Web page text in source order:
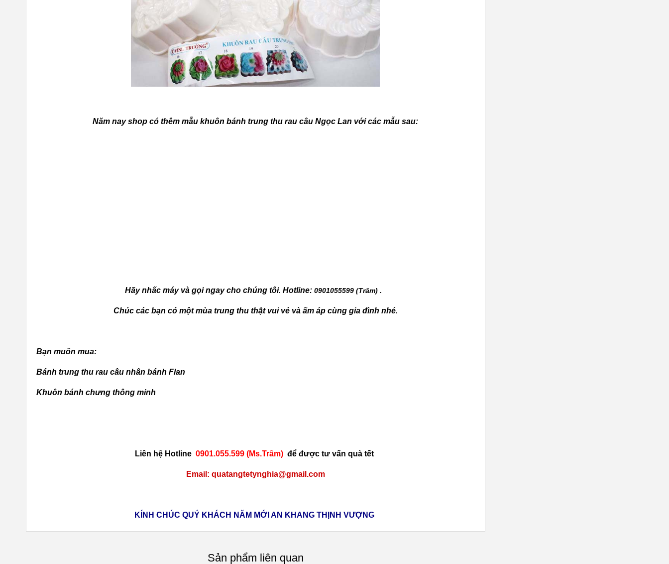
Năm nay shop có thêm mẫu khuôn bánh trung thu rau câu Ngọc Lan với các mẫu sau:
Hãy nhấc máy và gọi ngay cho chúng tôi. Hotline: 0901055599 (Trâm).
Chúc các bạn có một mùa trung thu thật vui vẻ và ấm áp cùng gia đình nhé.
Bạn muốn mua:
Bánh trung thu rau câu nhân bánh Flan
Khuôn bánh chưng thông minh
Liên hệ Hotline 0901.055.599 (Ms.Trâm) để được tư vấnquà tết
Email: quatangtetynghia@gmail.com
KÍNH CHÚC QUÝ KHÁCH NĂM MỚI AN KHANG THỊNH VƯỢNG
Sản phẩm liên quan